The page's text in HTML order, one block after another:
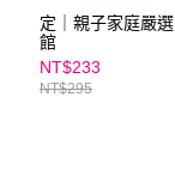
定｜親子家庭嚴選
館
NT$233
NT$295